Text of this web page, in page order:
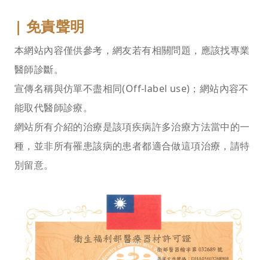
| 免責聲明
本網站內容僅供參考，網友若有相關問題，應該找專業
醫師診斷。
宣傳名稱與仿單不盡相同(Off-label use)；網站內容不
能取代醫師診療。
網站所有介紹的治療是該項疾病許多治療方法當中的一
種，並非所有罹患該病的患者都適合做這項治療，請特
別留意。